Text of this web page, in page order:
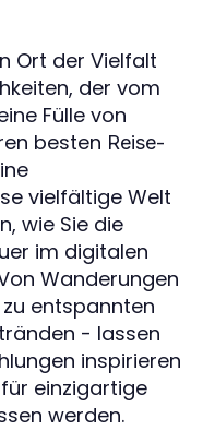
Ort der Vielfalt
der vom
Fülle von
besten Reise-
vielfältige Welt
wie Sie die
im digitalen
Wanderungen
entspannten
- lassen
inspirieren
einzigartige
werden.